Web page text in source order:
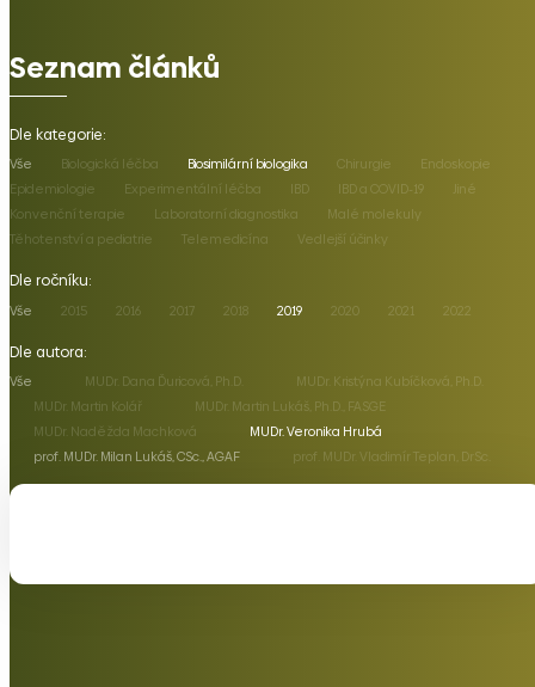
Seznam článků
Dle kategorie:
Vše Biologická léčba Biosimilární biologika Chirurgie
Endoskopie
Epidemiologie
Experimentální léčba IBD IBD a COVID-19
Jiné
Konvenční terapie
Laboratorní diagnostika
Malé molekuly
Těhotenství a pediatrie
Telemedicína Vedlejší účinky
Dle ročníku:
Vše 2015 2016 2017 2018 2019 2020 2021 2022
Dle autora:
Vše MUDr. Dana Ďuricová, Ph.D.
MUDr. Kristýna Kubíčková, Ph.D.
MUDr. Martin Kolář
MUDr. Martin Lukáš, Ph.D., FASGE
MUDr. Naděžda Machková
MUDr. Veronika Hrubá
prof. MUDr. Milan Lukáš, CSc., AGAF
prof. MUDr. Vladimír Teplan, DrSc.